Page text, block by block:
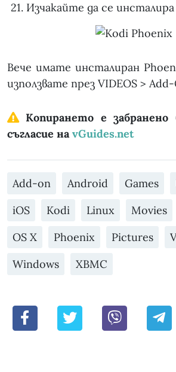
Изчакайте да се инсталира
Вече имате инсталиран
използвате през VIDEOS >
Копирането е забранено
съгласие наvGuides.net
Add-on Android Games
iOS
Kodi Linux Movies
OS X
Phoenix Pictures
Windows
XBMC